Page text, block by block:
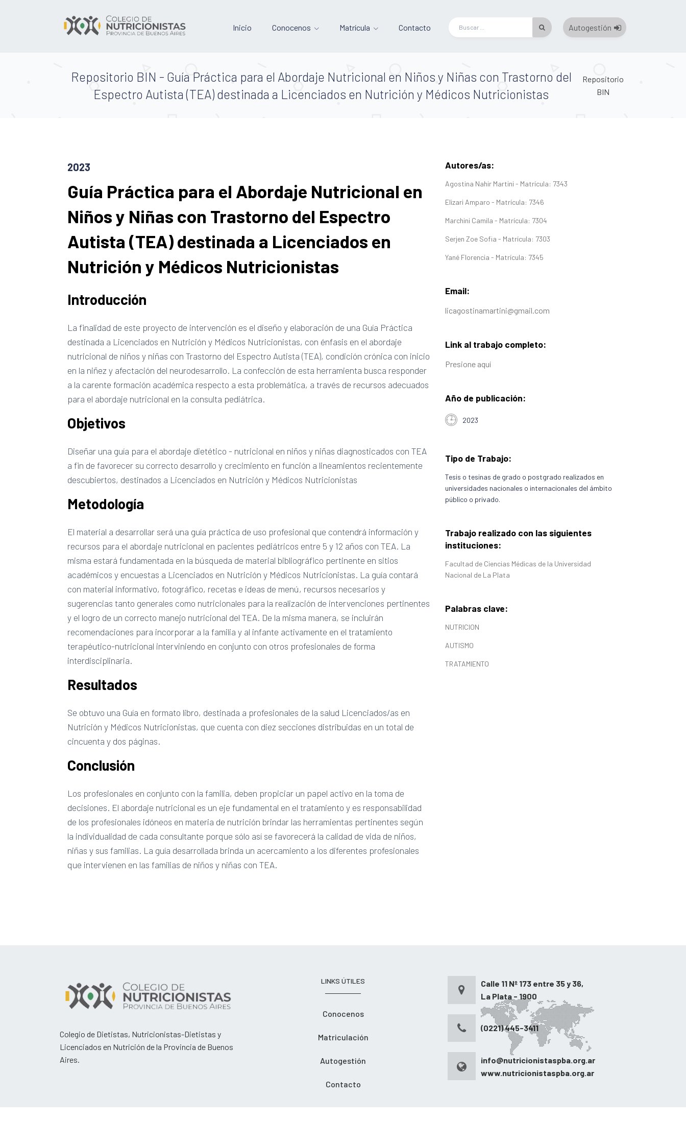
Inicio Conocenos Matrícula Contacto Autogestión
Repositorio BIN - Guía Práctica para el Abordaje Nutricional en Niños y Niñas con Trastorno del
Espectro Autista (TEA) destinada a Licenciados en Nutrición y Médicos Nutricionistas
Repositorio
BIN
2023
Guía Práctica para el Abordaje Nutricional en
Niños y Niñas con Trastorno del Espectro
Autista (TEA) destinada a Licenciados en
Nutrición y Médicos Nutricionistas
Introducción
La finalidad de este proyecto de intervención es el diseño y elaboración de una Guía Práctica
destinada a Licenciados en Nutrición y Médicos Nutricionistas, con énfasis en el abordaje
nutricional de niños y niñas con Trastorno del Espectro Autista (TEA), condición crónica con inicio
en la niñez y afectación del neurodesarrollo. La confección de esta herramienta busca responder
a la carente formación académica respecto a esta problemática, a través de recursos adecuados
para el abordaje nutricional en la consulta pediátrica.
Objetivos
Diseñar una guía para el abordaje dietético - nutricional en niños y niñas diagnosticados con TEA
a fin de favorecer su correcto desarrollo y crecimiento en función a lineamientos recientemente
descubiertos, destinados a Licenciados en Nutrición y Médicos Nutricionistas
Metodología
El material a desarrollar será una guía práctica de uso profesional que contendrá información y
recursos para el abordaje nutricional en pacientes pediátricos entre 5 y 12 años con TEA. La
misma estará fundamentada en la búsqueda de material bibliográfico pertinente en sitios
académicos y encuestas a Licenciados en Nutrición y Médicos Nutricionistas. La guía contará
con material informativo, fotográfico, recetas e ideas de menú, recursos necesarios y
sugerencias tanto generales como nutricionales para la realización de intervenciones pertinentes
y el logro de un correcto manejo nutricional del TEA. De la misma manera, se incluirán
recomendaciones para incorporar a la familia y al infante activamente en el tratamiento
terapéutico-nutricional interviniendo en conjunto con otros profesionales de forma
interdisciplinaria.
Resultados
Se obtuvo una Guía en formato libro, destinada a profesionales de la salud Licenciados/as en
Nutrición y Médicos Nutricionistas, que cuenta con diez secciones distribuidas en un total de
cincuenta y dos páginas.
Conclusión
Los profesionales en conjunto con la familia, deben propiciar un papel activo en la toma de
decisiones. El abordaje nutricional es un eje fundamental en el tratamiento y es responsabilidad
de los profesionales idóneos en materia de nutrición brindar las herramientas pertinentes según
la individualidad de cada consultante porque sólo así se favorecerá la calidad de vida de niños,
niñas y sus familias. La guía desarrollada brinda un acercamiento a los diferentes profesionales
que intervienen en las familias de niños y niñas con TEA.
Autores/as:
Agostina Nahir Martini - Matrícula: 7343
Elizari Amparo - Matrícula: 7346
Marchini Camila - Matrícula: 7304
Serjen Zoe Sofia - Matrícula: 7303
Yané Florencia - Matrícula: 7345
Email:
licagostinamartini@gmail.com
Link al trabajo completo:
Presione aquí
Año de publicación:
2023
Tipo de Trabajo:
Tesis o tesinas de grado o postgrado realizados en
universidades nacionales o internacionales del ámbito
público o privado.
Trabajo realizado con las siguientes
instituciones:
Facultad de Ciencias Médicas de la Universidad
Nacional de La Plata
Palabras clave:
NUTRICION
AUTISMO
TRATAMIENTO
Colegio de Dietistas, Nutricionistas-Dietistas y
Licenciados en Nutrición de la Provincia de Buenos
Aires.
LINKS ÚTILES
Conocenos
Matriculación
Autogestión
Contacto
Calle 11 Nº 173 entre 35 y 36,
La Plata - 1900
(0221) 445-3411
info@nutricionistaspba.org.ar
www.nutricionistaspba.org.ar